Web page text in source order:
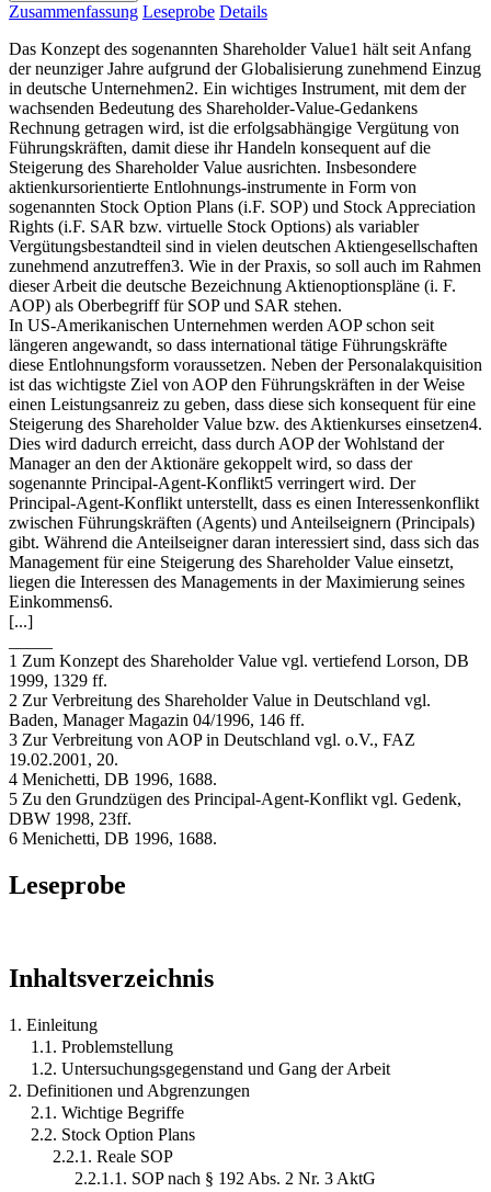
Zusammenfassung Leseprobe Details
Das Konzept des sogenannten Shareholder Value1 hält seit Anfang
der neunziger Jahre aufgrund der Globalisierung zunehmend Einzug
in deutsche Unternehmen2. Ein wichtiges Instrument, mit dem der
wachsenden Bedeutung des Shareholder-Value-Gedankens
Rechnung getragen wird, ist die erfolgsabhängige Vergütung von
Führungskräften, damit diese ihr Handeln konsequent auf die
Steigerung des Shareholder Value ausrichten. Insbesondere
aktienkursorientierte Entlohnungs-instrumente in Form von
sogenannten Stock Option Plans (i.F. SOP) und Stock Appreciation
Rights (i.F. SAR bzw. virtuelle Stock Options) als variabler
Vergütungsbestandteil sind in vielen deutschen Aktiengesellschaften
zunehmend anzutreffen3. Wie in der Praxis, so soll auch im Rahmen
dieser Arbeit die deutsche Bezeichnung Aktienoptionspläne (i. F.
AOP) als Oberbegriff für SOP und SAR stehen.
In US-Amerikanischen Unternehmen werden AOP schon seit
längeren angewandt, so dass international tätige Führungskräfte
diese Entlohnungsform voraussetzen. Neben der Personalakquisition
ist das wichtigste Ziel von AOP den Führungskräften in der Weise
einen Leistungsanreiz zu geben, dass diese sich konsequent für eine
Steigerung des Shareholder Value bzw. des Aktienkurses einsetzen4.
Dies wird dadurch erreicht, dass durch AOP der Wohlstand der
Manager an den der Aktionäre gekoppelt wird, so dass der
sogenannte Principal-Agent-Konflikt5 verringert wird. Der
Principal-Agent-Konflikt unterstellt, dass es einen Interessenkonflikt
zwischen Führungskräften (Agents) und Anteilseignern (Principals)
gibt. Während die Anteilseigner daran interessiert sind, dass sich das
Management für eine Steigerung des Shareholder Value einsetzt,
liegen die Interessen des Managements in der Maximierung seines
Einkommens6.
[...]
1 Zum Konzept des Shareholder Value vgl. vertiefend Lorson, DB
1999, 1329 ff.
2 Zur Verbreitung des Shareholder Value in Deutschland vgl.
Baden, Manager Magazin 04/1996, 146 ff.
3 Zur Verbreitung von AOP in Deutschland vgl. o.V., FAZ
19.02.2001, 20.
4 Menichetti, DB 1996, 1688.
5 Zu den Grundzügen des Principal-Agent-Konflikt vgl. Gedenk,
DBW 1998, 23ff.
6 Menichetti, DB 1996, 1688.
Leseprobe
Inhaltsverzeichnis
1. Einleitung
1.1. Problemstellung
1.2. Untersuchungsgegenstand und Gang der Arbeit
2. Definitionen und Abgrenzungen
2.1. Wichtige Begriffe
2.2. Stock Option Plans
2.2.1. Reale SOP
2.2.1.1. SOP nach § 192 Abs. 2 Nr. 3 AktG